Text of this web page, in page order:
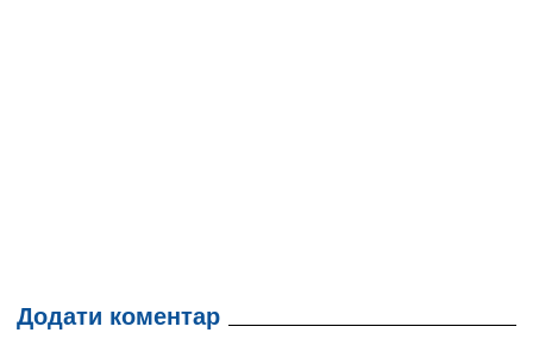
Додати коментар